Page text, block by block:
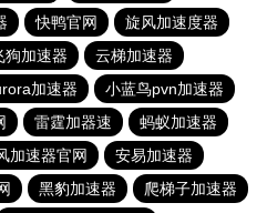
快鸭官网
旋风加速度器
狗加速器
云梯加速器
加速器
小蓝鸟pvn加速器
雷霆加器速
蚂蚁加速器
加速器官网
安易加速器
黑豹加速器 爬梯子加速器